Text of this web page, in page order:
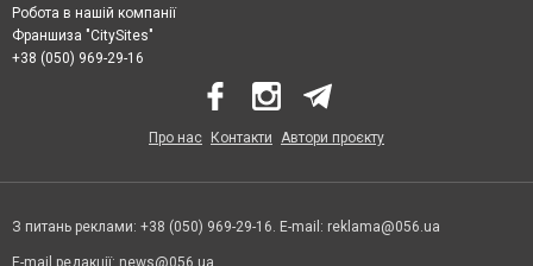
Робота в нашій компанії
Франшиза "CitySites"
+38 (050) 969-29-16
Про нас Контакти Автори проєкту
З питань реклами: +38 (050) 969-29-16. E-mail: reklama@056.ua
E-mail редакції: news@056.ua